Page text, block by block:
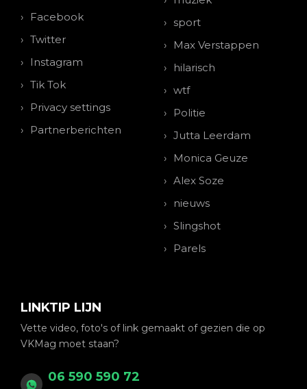
Facebook
Twitter
Instagram
Tik Tok
Privacy settings
Partnerberichten
sport
Max Verstappen
hilarisch
wtf
Politie
Jutta Leerdam
Monica Geuze
Alex Soze
nieuws
Slingshot
Parels
LINKTIP LIJN
Vette video, foto's of link gemaakt of gezien die op
VKMag moet staan?
06 590 590 72